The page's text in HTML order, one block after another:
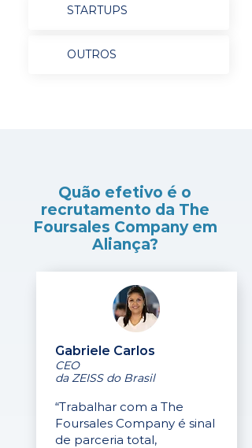
STARTUPS
OUTROS
Quão efetivo é o
recrutamento da The
Foursales Company em
Aliança?
Gabriele Carlos
CEO
da ZEISS do Brasil
“Trabalhar com a The
Foursales Company é sinal
de parceria total,